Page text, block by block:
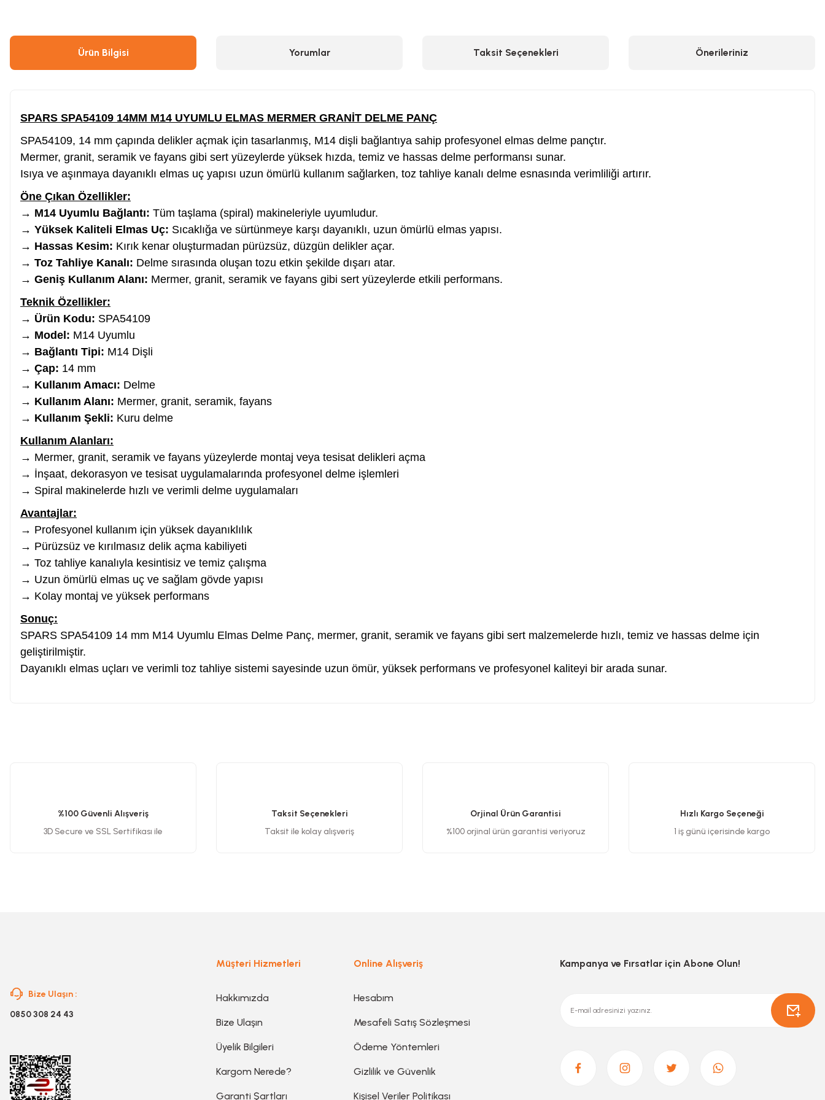
Hava Kompresörü
Tilki Kuyruğu
Somun Sıkma Makinesi
Pafta
Karot Makinesi
Sıcak Hava Tabancaları
Karıştırıcılar
Polisaj Makinesi
Planya
Taş Motoru
Torna Makinesi
Matkap & Matkap Ucu
Kapı Hidroliği
Şaloma & Pürmüzler
Ürün Bilgisi Yorumlar Taksit Seçenekleri Önerileriniz
SPARS SPA54109 14MM M14 UYUMLU ELMAS MERMER GRANİT DELME PANÇ
SPA54109, 14 mm çapında delikler açmak için tasarlanmış, M14 dişli bağlantıya sahip profesyonel elmas delme pançtır.
Mermer, granit, seramik ve fayans gibi sert yüzeylerde yüksek hızda, temiz ve hassas delme performansı sunar.
Isıya ve aşınmaya dayanıklı elmas uç yapısı uzun ömürlü kullanım sağlarken, toz tahliye kanalı delme esnasında verimliliği artırır.
Öne Çıkan Özellikler:
→ M14 Uyumlu Bağlantı: Tüm taşlama (spiral) makineleriyle uyumludur.
→ Yüksek Kaliteli Elmas Uç: Sıcaklığa ve sürtünmeye karşı dayanıklı, uzun ömürlü elmas yapısı.
→ Hassas Kesim: Kırık kenar oluşturmadan pürüzsüz, düzgün delikler açar.
→ Toz Tahliye Kanalı: Delme sırasında oluşan tozu etkin şekilde dışarı atar.
→ Geniş Kullanım Alanı: Mermer, granit, seramik ve fayans gibi sert yüzeylerde etkili performans.
Teknik Özellikler:
→ Ürün Kodu: SPA54109
→ Model: M14 Uyumlu
→ Bağlantı Tipi: M14 Dişli
→ Çap: 14 mm
→ Kullanım Amacı: Delme
→ Kullanım Alanı: Mermer, granit, seramik, fayans
→ Kullanım Şekli: Kuru delme
Kullanım Alanları:
→ Mermer, granit, seramik ve fayans yüzeylerde montaj veya tesisat delikleri açma
→ İnşaat, dekorasyon ve tesisat uygulamalarında profesyonel delme işlemleri
→ Spiral makinelerde hızlı ve verimli delme uygulamaları
Avantajlar:
→ Profesyonel kullanım için yüksek dayanıklılık
→ Pürüzsüz ve kırılmasız delik açma kabiliyeti
→ Toz tahliye kanalıyla kesintisiz ve temiz çalışma
→ Uzun ömürlü elmas uç ve sağlam gövde yapısı
→ Kolay montaj ve yüksek performans
Sonuç:
SPARS SPA54109 14 mm M14 Uyumlu Elmas Delme Panç, mermer, granit, seramik ve fayans gibi sert malzemelerde hızlı, temiz ve hassas delme için
geliştirilmiştir.
Dayanıklı elmas uçları ve verimli toz tahliye sistemi sayesinde uzun ömür, yüksek performans ve profesyonel kaliteyi bir arada sunar.
Ürün açıklamasında eksik bilgiler bulunuyor.
Ürün bilgilerinde hatalar bulunuyor.
%100 Güvenli Alışveriş
3D Secure ve SSL Sertifikası ile
Taksit Seçenekleri
Taksit ile kolay alışveriş
Orjinal Ürün Garantisi
%100 orjinal ürün garantisi veriyoruz
Hızlı Kargo Seçeneği
1 iş günü içerisinde kargo
Bize Ulaşın :
0850 308 24 43
Müşteri Hizmetleri
Hakkımızda
Bize Ulaşın
Üyelik Bilgileri
Kargom Nerede?
Garanti Şartları
Online Alışveriş
Hesabım
Mesafeli Satış Sözleşmesi
Ödeme Yöntemleri
Gizlilik ve Güvenlik
Kişisel Veriler Politikası
Kampanya ve Fırsatlar için Abone Olun!